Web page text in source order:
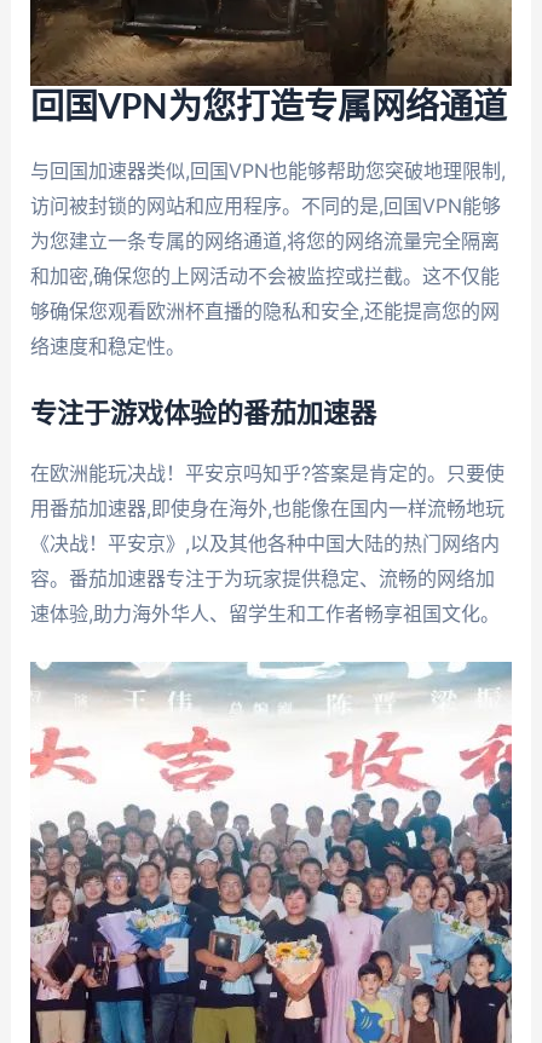
回国VPN为您打造专属网络通道
与回国加速器类似,回国VPN也能够帮助您突破地理限制,
访问被封锁的网站和应用程序。不同的是,回国VPN能够
为您建立一条专属的网络通道,将您的网络流量完全隔离
和加密,确保您的上网活动不会被监控或拦截。这不仅能
够确保您观看欧洲杯直播的隐私和安全,还能提高您的网
络速度和稳定性。
专注于游戏体验的番茄加速器
在欧洲能玩决战！平安京吗知乎?答案是肯定的。只要使
用番茄加速器,即使身在海外,也能像在国内一样流畅地玩
《决战！平安京》,以及其他各种中国大陆的热门网络内
容。番茄加速器专注于为玩家提供稳定、流畅的网络加
速体验,助力海外华人、留学生和工作者畅享祖国文化。